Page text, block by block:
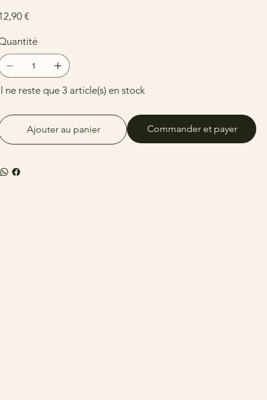
€
ne reste que 3 article(s) en stock
Ajouter au panier Commander et payer